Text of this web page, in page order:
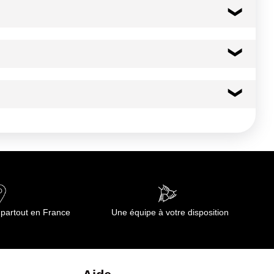
de BLE malté, épices, agent de traitement de la farine:
en France Une équipe à votre disposition